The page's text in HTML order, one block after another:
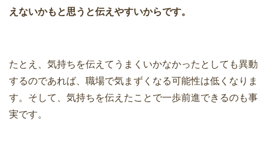
えないかもと思うと伝えやすいからです。
たとえ、気持ちを伝えてうまくいかなかったとしても異動
するのであれば、職場で気まずくなる可能性は低くなりま
す。そして、気持ちを伝えたことで一歩前進できるのも事
実です。